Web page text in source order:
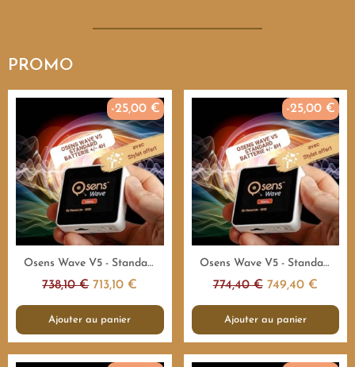
PROMO
Aperçu rapide
-25,00 €
Osens Wave V5 - Standard 55.000Hz - 4H - Emetteur fréquences
738,10 € 713,10 €
Ajouter au panier
Aperçu rapide
-25,00 €
Osens Wave V5 - Standard 55.000Hz - 8H - Emetteur fréquences
774,40 € 749,40 €
Ajouter au panier